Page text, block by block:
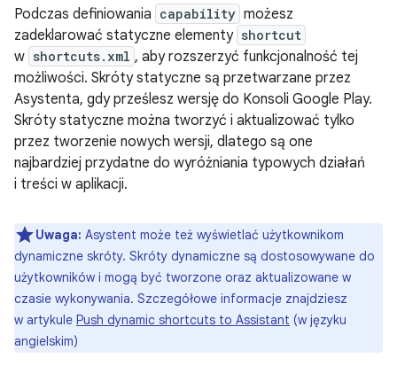
Podczas definiowania capability możesz
zadeklarować statyczne elementy shortcut
w shortcuts.xml , aby rozszerzyć funkcjonalność tej
możliwości. Skróty statyczne są przetwarzane przez
Asystenta, gdy prześlesz wersję do Konsoli Google Play.
Skróty statyczne można tworzyć i aktualizować tylko
przez tworzenie nowych wersji, dlatego są one
najbardziej przydatne do wyróżniania typowych działań
i treści w aplikacji.
Uwaga: Asystent może też wyświetlać użytkownikom
dynamiczne skróty. Skróty dynamiczne są dostosowywane do
użytkowników i mogą być tworzone oraz aktualizowane w
czasie wykonywania. Szczegółowe informacje znajdziesz
w artykule Push dynamic shortcuts to Assistant (w języku
angielskim)